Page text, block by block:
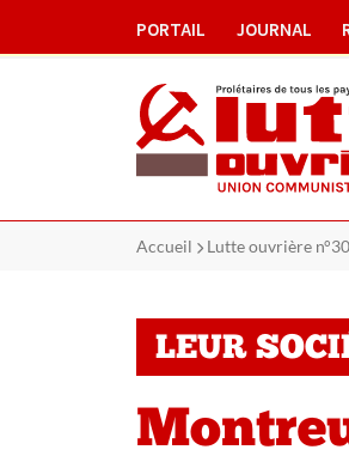
PORTAIL JOURNAL
Accueil Lutte ouvrière
LEUR